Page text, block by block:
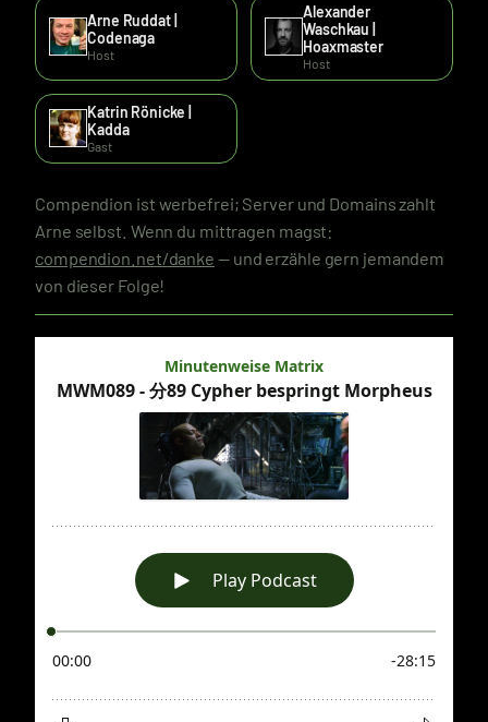
Arne Ruddat |
Codenaga
Host
Alexander
Waschkau |
Hoaxmaster
Host
Katrin Rönicke |
Kadda
Gast
Compendion ist werbefrei; Server und Domains zahlt
Arne selbst. Wenn du mittragen magst:
compendion.net/danke — und erzähle gern jemandem
von dieser Folge!